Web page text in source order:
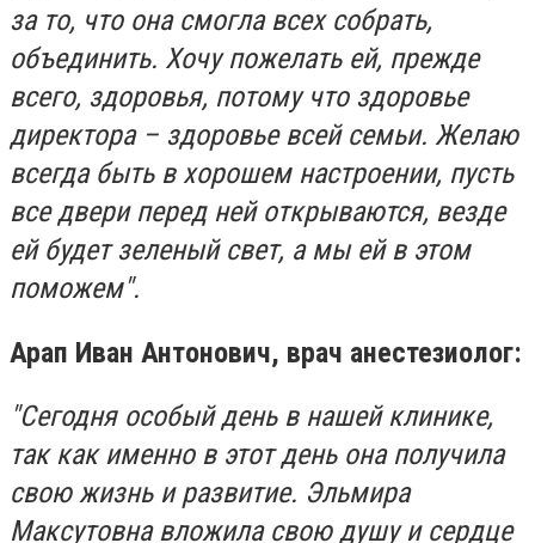
за то, что она смогла всех собрать,
объединить. Хочу пожелать ей, прежде
всего, здоровья, потому что здоровье
директора – здоровье всей семьи. Желаю
всегда быть в хорошем настроении, пусть
все двери перед ней открываются, везде
ей будет зеленый свет, а мы ей в этом
поможем".
Арап Иван Антонович, врач анестезиолог:
"Сегодня особый день в нашей клинике,
так как именно в этот день она получила
свою жизнь и развитие. Эльмира
Максутовна вложила свою душу и сердце